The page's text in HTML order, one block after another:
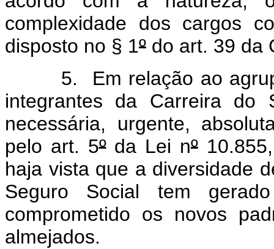
complexidade dos cargos
disposto no § 1º do art. 39 da
5. Em relação ao
integrantes da Carreira do
necessária, urgente,
pelo art. 5ºda Lei nº
haja vista que a diversidade
Seguro Social tem
comprometido os novos
almejados.